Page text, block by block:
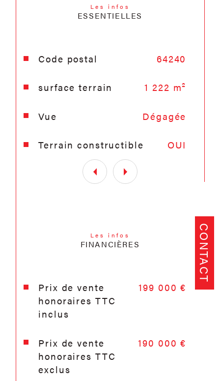
CONTACT
Les infos
ESSENTIELLES
Caractéristiques Valeurs
Code postal 64240
surface terrain 1 222 m²
Vue Dégagée
Terrain constructible OUI
Les infos
FINANCIÈRES
Prix de vente
honoraires TTC
inclus
199 000 €
Prix de vente
honoraires TTC
exclus
190 000 €